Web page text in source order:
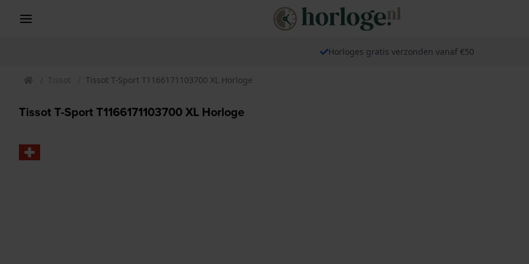
Horloges gratis verzonden vanaf €50
Tissot Tissot T-Sport T1166171103700 XL Horloge
Tissot T-Sport T1166171103700 XL Horloge